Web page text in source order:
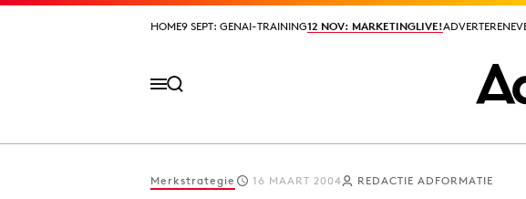
HOME9 SEPT: GENAI-TRAINING12 NOV: MARKETINGLIVE!ADVERTEREN
HOME9 SEPT: GENAI-TRAINING12 NOV: MARKETINGLIVE!ADVERTEREN
Merkstrategie 16 MAART 2004 REDACTIE ADFORMATIE